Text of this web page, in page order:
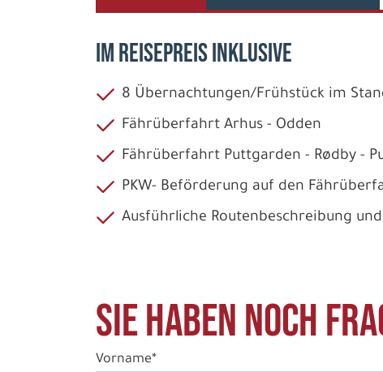
IM REISEPREIS INKLUSIVE
8 Übernachtungen/Frühstück im
Fährüberfahrt Arhus - Odden
Fährüberfahrt Puttgarden - Rødby -
PKW- Beförderung auf den
Ausführliche Routenbeschreibung
Sie haben noch
Vorname*